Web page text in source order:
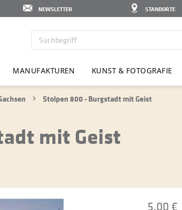
STANDORTE
NEWSLETTER
MANU­FAK­TUREN KUNST & FOTO­GRAFIE
Stolpen 800 - Burgstadt mit Geist
mit Geist
5,00 €